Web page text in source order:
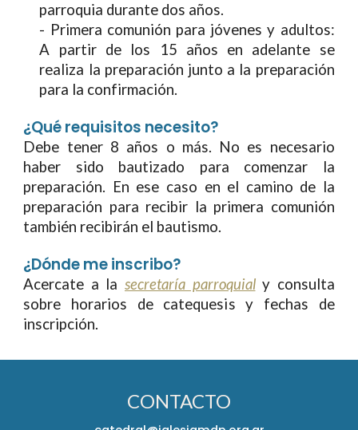
parroquia durante dos años.
- Primera comunión para jóvenes y adultos:
A partir de los 15 años en adelante se
realiza la preparación junto a la preparación
para la confirmación.
¿Qué requisitos necesito?
Debe tener 8 años o más. No es necesario
haber sido bautizado para comenzar la
preparación. En ese caso en el camino de la
preparación para recibir la primera comunión
también recibirán el bautismo.
¿Dónde me inscribo?
Acercate a la secretaría parroquialy consulta
sobre horarios de catequesis y fechas de
inscripción.
CONTACTO